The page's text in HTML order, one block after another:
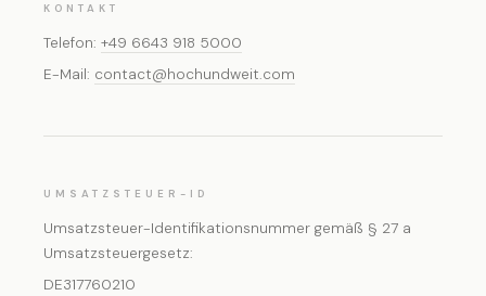
KONTAKT
Telefon: +49 6643 918 5000
E-Mail: contact@hochundweit.com
UMSATZSTEUER-ID
Umsatzsteuer-Identifikationsnummer gemäß § 27 a
Umsatzsteuergesetz:
DE317760210